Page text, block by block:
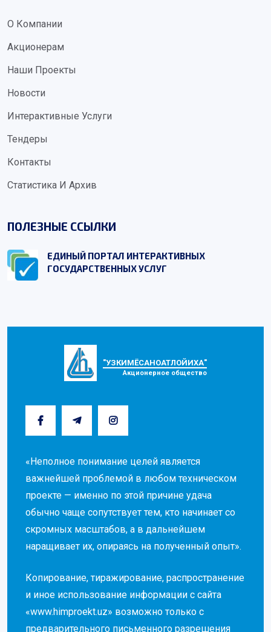
О Компании
Акционерам
Наши Проекты
Новости
Интерактивные Услуги
Тендеры
Контакты
Статистика И Архив
ПОЛЕЗНЫЕ ССЫЛКИ
ЕДИНЫЙ ПОРТАЛ ИНТЕРАКТИВНЫХ
ГОСУДАРСТВЕННЫХ УСЛУГ
"УЗКИМЁСАНОАТЛОЙИХА"
Акционерное общество
«Неполное понимание целей является
важнейшей проблемой в любом техническом
проекте — именно по этой причине удача
обычно чаще сопутствует тем, кто начинает со
скромных масштабов, а в дальнейшем
наращивает их, опираясь на полученный опыт».
Копирование, тиражирование, распространение
и иное использование информации с сайта
«www.himproekt.uz» возможно только с
предварительного письменного разрешения